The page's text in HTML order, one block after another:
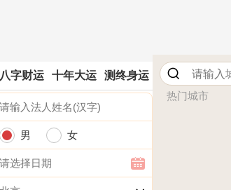
八字财运 十年大运 测终身运
男 女
热门城市